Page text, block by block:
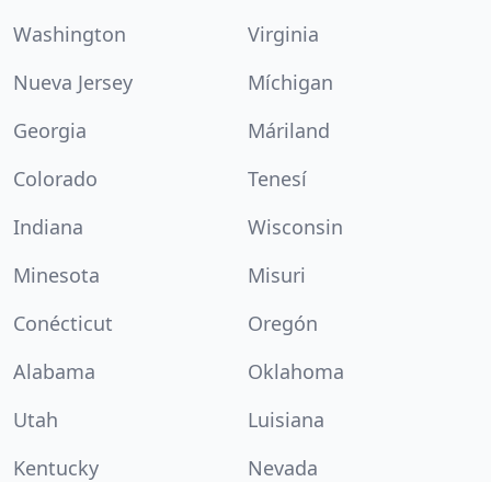
Washington
Virginia
Nueva Jersey
Míchigan
Georgia
Máriland
Colorado
Tenesí
Indiana
Wisconsin
Minesota
Misuri
Conécticut
Oregón
Alabama
Oklahoma
Utah
Luisiana
Kentucky
Nevada